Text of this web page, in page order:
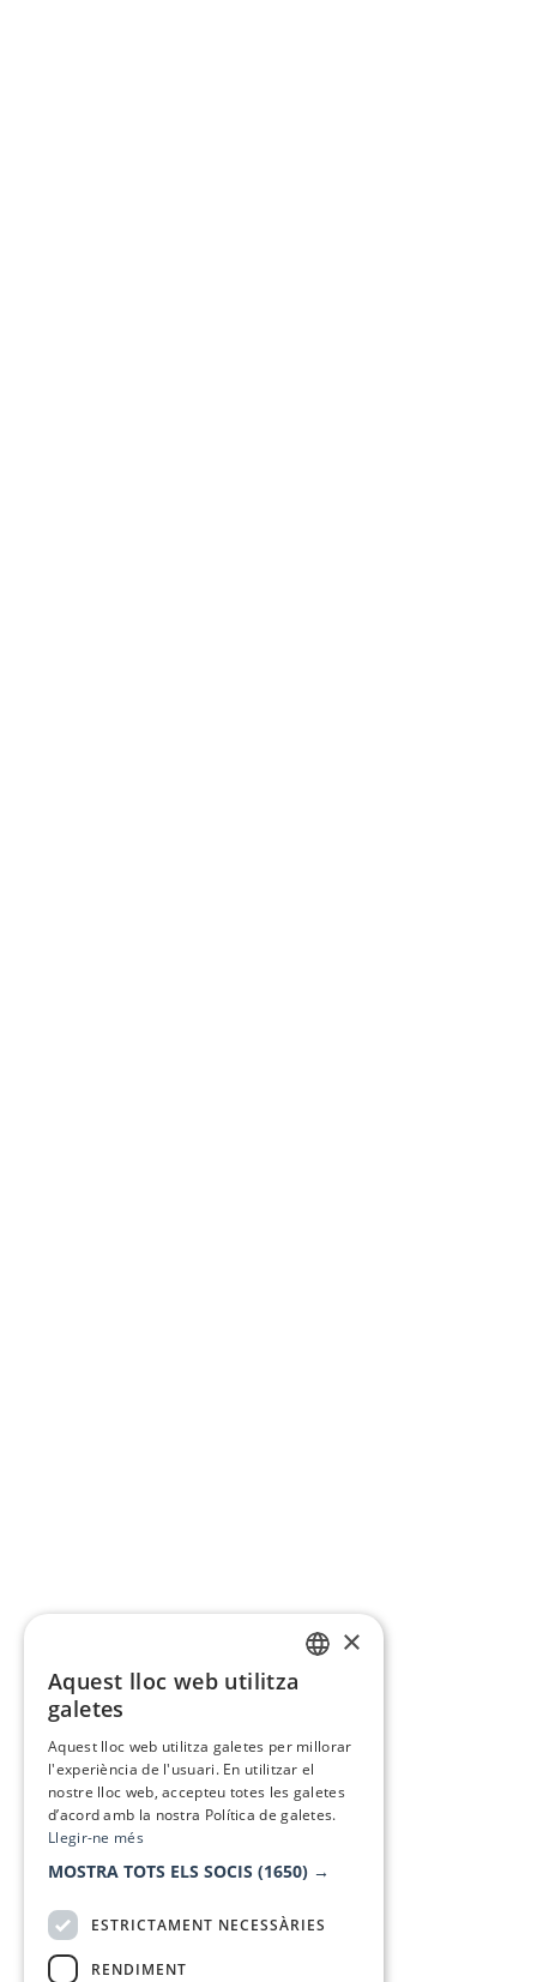
×
Aquest lloc web utilitza
galetes
Aquest lloc web utilitza galetes per millorar
l'experiència de l'usuari. En utilitzar el
nostre lloc web, accepteu totes les galetes
d’acord amb la nostra Política de galetes.
Llegir-ne més
MOSTRA TOTS ELS SOCIS (1650) →
ESTRICTAMENT NECESSÀRIES
RENDIMENT